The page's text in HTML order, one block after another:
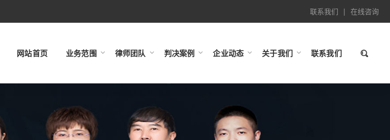
联系我们 | 在线咨询
网站首页 业务范围 律师团队 判决案例 企业动态 关于我们 联系我们